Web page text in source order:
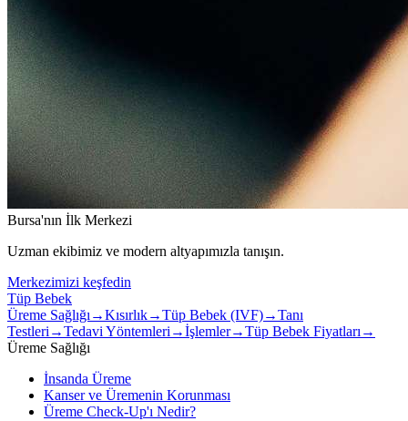
Bursa'nın İlk Merkezi
Uzman ekibimiz ve modern altyapımızla tanışın.
Merkezimizi keşfedin
Tüp Bebek
Üreme Sağlığı →Kısırlık→Tüp Bebek (IVF)→Tanı
Testleri →Tedavi Yöntemleri →İşlemler→Tüp Bebek Fiyatları →
Üreme Sağlığı
İnsanda Üreme
Kanser ve Üremenin Korunması
Üreme Check-Up'ı Nedir?